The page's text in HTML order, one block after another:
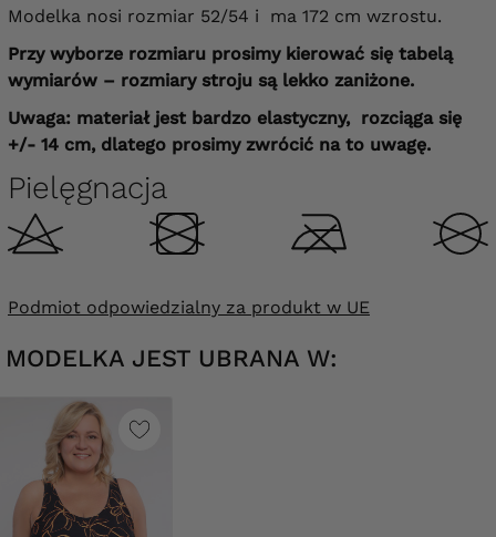
Modelka nosi rozmiar 52/54 i ma 172 cm wzrostu.
Przy wyborze rozmiaru prosimy kierować się tabelą
wymiarów – rozmiary stroju są lekko zaniżone.
Uwaga: materiał jest bardzo elastyczny, rozciąga się
+/- 14 cm, dlatego prosimy zwrócić na to uwagę.
Pielęgnacja
Podmiot odpowiedzialny za produkt w UE
MODELKA JEST UBRANA W: